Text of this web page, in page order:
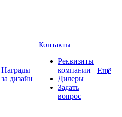
Награды
за дизайн
Контакты
Реквизиты
компании
Дилеры
Задать
вопрос
Ещё